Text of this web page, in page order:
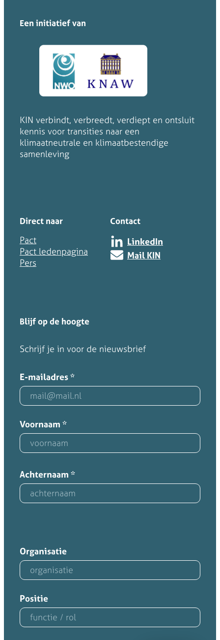
Een initiatief van
KIN verbindt, verbreedt, verdiept en ontsluit
kennis voor transities naar een
klimaatneutrale en klimaatbestendige
samenleving
Direct naar
Pact
Pact ledenpagina
Pers
Contact
LinkedIn
Mail KIN
Blijf op de hoogte
Schrijf je in voor de nieuwsbrief
E-mailadres*
Voornaam *
Achternaam *
Organisatie
Positie